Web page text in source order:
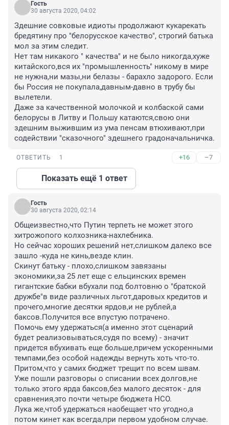
Гость
30 августа 2020, 04:02
Здешние совковые идиоты продолжают кукарекать
бредятину про "белорусское качество", строгий батька
мол за этим следит.
Нет там никакого " качества" и не было никогда,хуже
китайского,вся их "промышленность" никому в мире
не нужна,ни мазы,ни белазы - барахло задорого. Если
бы Россия не покупала,давным-давно в трубу бы
вылетели.
Даже за качественной молочкой и колбаской сами
белорусы в Литву и Польшу катаются,свою они
здешним выжившим из ума пенсам втюхивают,при
содействии "сказочного" здешнего градоначальничка.
ОТВЕТИТЬ 1 +16 –7
Показать ещё 1 ответ
Гость
30 августа 2020, 02:14
Общеизвестно,что Путин терпеть не может этого
хитрожопого колхозника-нахлебника.
Но сейчас хороших решений нет,слишком далеко все
зашло -куда не кинь,везде клин.
Скинут батьку - плохо,слишком завязаны
экономики,за 25 лет еще с ельцинских времен
гигантские бабки вбухали под болтовню о "братской
дружбе"в виде различных льгот,даровых кредитов и
прочего,многие десятки ярдов,и не рублей,а
баксов.Получится все впустую потрачено.
Помочь ему удержаться(а именно этот сценарий
будет реализовываться,судя по всему) - значит
придется вбухивать еще больше,причем ускоренными
темпами,без особой надежды вернуть хоть что-то.
Притом,что у самих бюджет трещит по всем швам.
Уже пошли разговоры о списании всех долгов,не
только этого ярда баксов,без малого десяток - для
сравнения,это почти четыре бюджета НСО.
Лука же,чтоб удержаться наобещает что угодно,а
потом кинет как всегда,при первом удобном случае.